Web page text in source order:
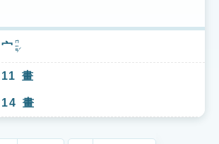
宀 ㄇㄧㄢˊ
11 畫
14 畫